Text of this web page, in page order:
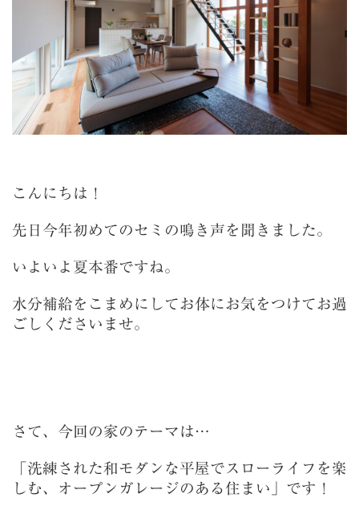
こんにちは！
先日今年初めてのセミの鳴き声を聞きました。
いよいよ夏本番ですね。
水分補給をこまめにしてお体にお気をつけてお過
ごしくださいませ。
さて、今回の家のテーマは…
「洗練された和モダンな平屋でスローライフを楽
しむ、オープンガレージのある住まい」です！